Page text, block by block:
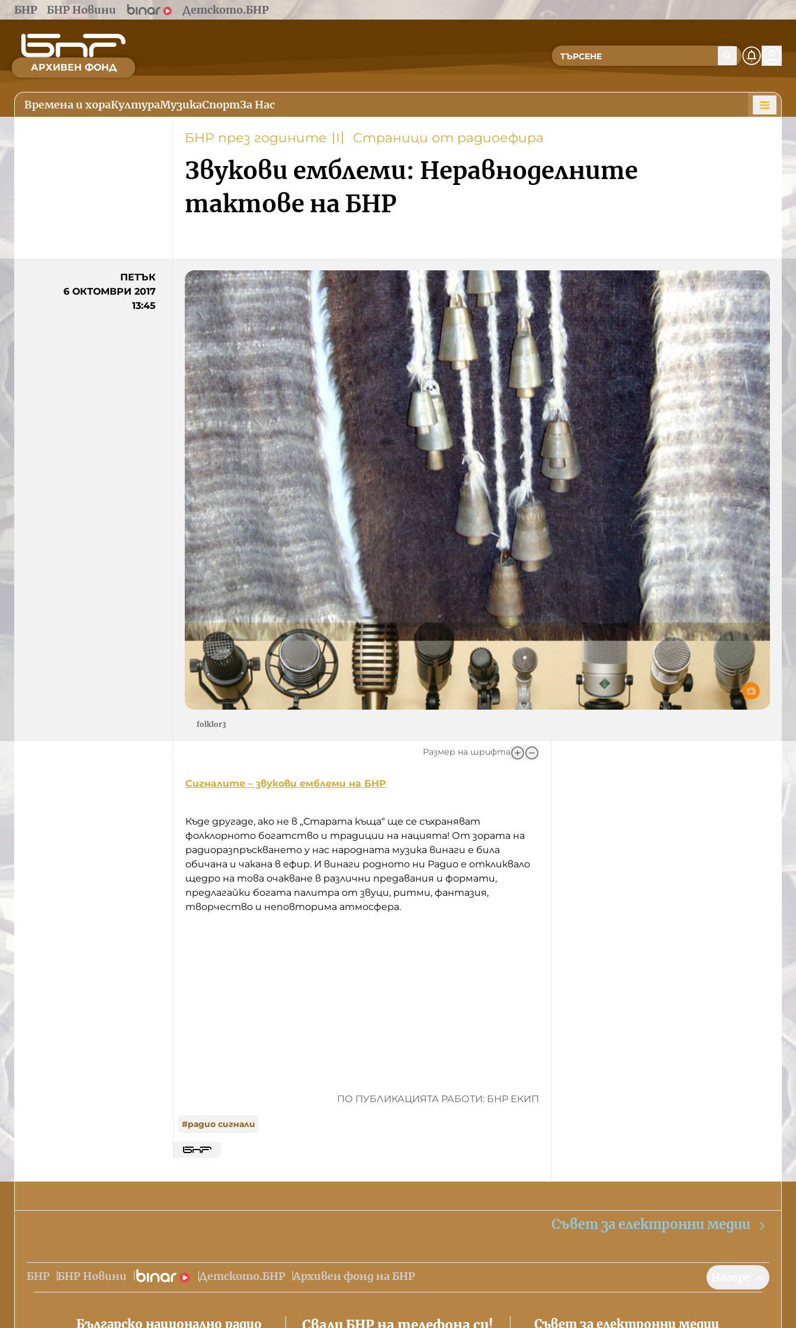
БНР БНР Новини Детското.БНР
АРХИВЕН ФОНД
Времена и хораКултураМузикаСпортЗа Нас
БНР през годините 〣 Страници от радиоефира
Звукови емблеми: Неравноделните
тактове на БНР
ПЕТЪК
6 ОКТОМВРИ 2017
13:45
folklor3
Размер на шрифта
Сигналите – звукови емблеми на БНР
Къде другаде, ако не в „Старата къща“ ще се съхраняват
фолклорното богатство и традиции на нацията! От зората на
радиоразпръскването у нас народната музика винаги е била
обичана и чакана в ефир. И винаги родното ни Радио е откликвало
щедро на това очакване в различни предавания и формати,
предлагайки богата палитра от звуци, ритми, фантазия,
творчество и неповторима атмосфера.
ПО ПУБЛИКАЦИЯТА РАБОТИ: БНР ЕКИП
#радио сигнали
Съвет за електронни медии
БНР БНР Новини Детското.БНР Архивен фонд на БНР
Българско национално радио Съвет за електронни медии